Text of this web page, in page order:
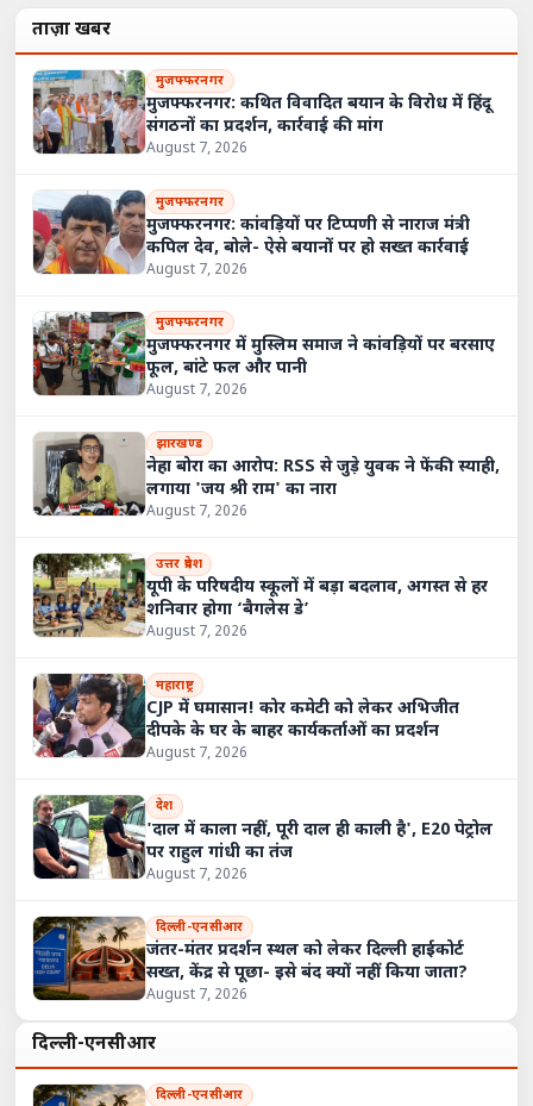
ताज़ा खबरें
मुजफ्फरनगर
मुजफ्फरनगर: कथित विवादित बयान के विरोध में हिंदू
संगठनों का प्रदर्शन, कार्रवाई की मांग
August 7, 2026
मुजफ्फरनगर
मुजफ्फरनगर: कांवड़ियों पर टिप्पणी से नाराज मंत्री
कपिल देव, बोले- ऐसे बयानों पर हो सख्त कार्रवाई
August 7, 2026
मुजफ्फरनगर
मुजफ्फरनगर में मुस्लिम समाज ने कांवड़ियों पर बरसाए
फूल, बांटे फल और पानी
August 7, 2026
झारखण्ड
नेहा बोरा का आरोप: RSS से जुड़े युवक ने फेंकी स्याही,
लगाया 'जय श्री राम' का नारा
August 7, 2026
उत्तर प्रदेश
यूपी के परिषदीय स्कूलों में बड़ा बदलाव, अगस्त से हर
शनिवार होगा ‘बैगलेस डे’
August 7, 2026
महाराष्ट्र
CJP में घमासान! कोर कमेटी को लेकर अभिजीत
दीपके के घर के बाहर कार्यकर्ताओं का प्रदर्शन
August 7, 2026
देश
'दाल में काला नहीं, पूरी दाल ही काली है', E20 पेट्रोल
पर राहुल गांधी का तंज
August 7, 2026
दिल्ली-एनसीआर
जंतर-मंतर प्रदर्शन स्थल को लेकर दिल्ली हाईकोर्ट
सख्त, केंद्र से पूछा- इसे बंद क्यों नहीं किया जाता?
August 7, 2026
दिल्ली-एनसीआर
दिल्ली-एनसीआर